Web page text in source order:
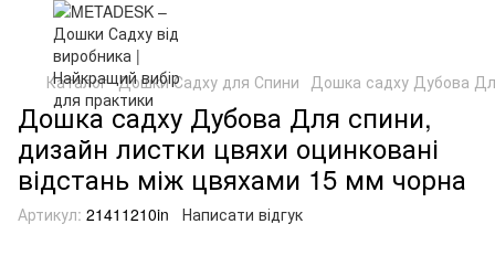
Каталог Дошки Садху для Спини Дошка садху Дубова
Дошка садху Дубова Для спини,
дизайн листки цвяхи оцинковані
відстань між цвяхами 15 мм чорна
Артикул: 21411210in Написати відгук